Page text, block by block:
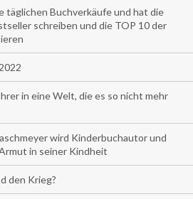
täglichen Buchverkäufe und hat die
schreiben und die TOP 10 der
in eine Welt, die es so nicht mehr
wird Kinderbuchautor und
in seiner Kindheit
den Krieg?